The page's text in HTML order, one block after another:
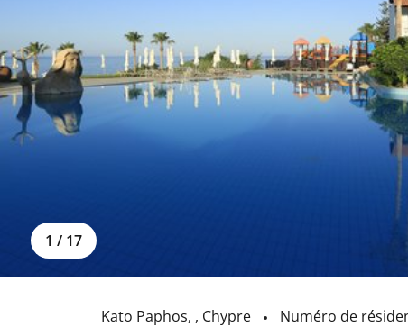
1 / 17
Kato Paphos, , Chypre Numéro de